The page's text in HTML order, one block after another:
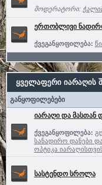
მოდერატორი:
ერთობლივი
ქვეგანყოფილება:
ყველაფერი იარაღის
განყოფილებები
იარაღი და მასთან
ქვეგანყოფილება:
სანადირო დანები და
ოპტიკა
სასტენდო სროლა